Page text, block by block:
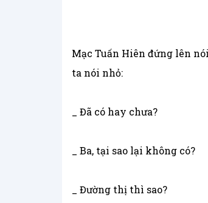
Mạc Tuấn Hiên đứng lên
ta nói nhỏ:
_ Đã có hay chưa?
_ Ba, tại sao lại không có?
_ Đường thị thì sao?